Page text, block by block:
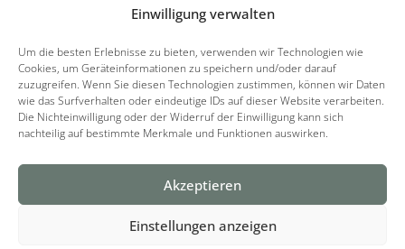
Einwilligung verwalten
Um die besten Erlebnisse zu bieten, verwenden wir Technologien wie
Cookies, um Geräteinformationen zu speichern und/oder darauf
zuzugreifen. Wenn Sie diesen Technologien zustimmen, können wir Daten
wie das Surfverhalten oder eindeutige IDs auf dieser Website verarbeiten.
Die Nichteinwilligung oder der Widerruf der Einwilligung kann sich
nachteilig auf bestimmte Merkmale und Funktionen auswirken.
Akzeptieren
Einstellungen anzeigen
Cookie-Richtlinie
Datenschutzerklärung
Haftungsausschluss
F
a
I
n